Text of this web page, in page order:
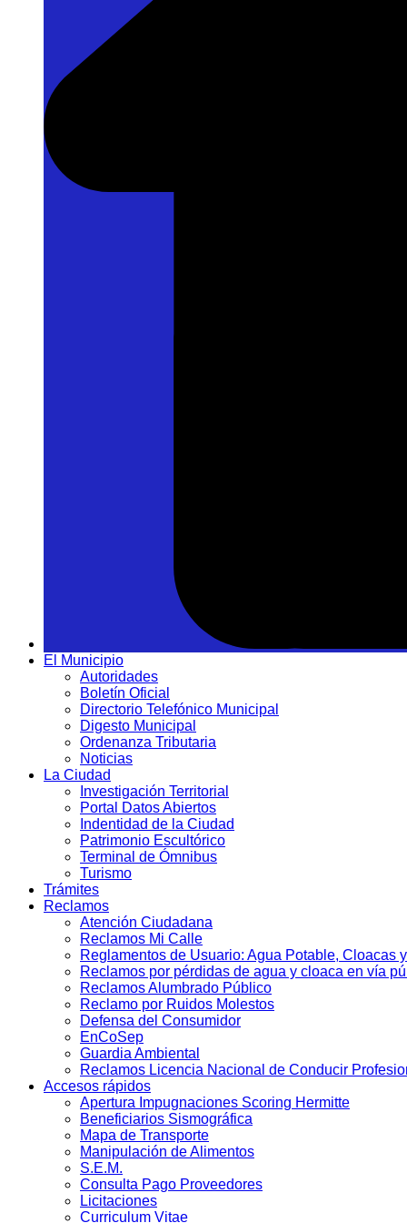
El Municipio
Autoridades
Boletín Oficial
Directorio Telefónico Municipal
Digesto Municipal
Ordenanza Tributaria
Noticias
La Ciudad
Investigación Territorial
Portal Datos Abiertos
Indentidad de la Ciudad
Patrimonio Escultórico
Terminal de Ómnibus
Turismo
Trámites
Reclamos
Atención Ciudadana
Reclamos Mi Calle
Reglamentos de Usuario: Agua Potable, Cloacas
Reclamos por pérdidas de agua y cloaca en vía
Reclamos Alumbrado Público
Reclamo por Ruidos Molestos
Defensa del Consumidor
EnCoSep
Guardia Ambiental
Reclamos Licencia Nacional de Conducir
Accesos rápidos
Apertura Impugnaciones Scoring Hermitte
Beneficiarios Sismográfica
Mapa de Transporte
Manipulación de Alimentos
S.E.M.
Consulta Pago Proveedores
Licitaciones
Curriculum Vitae